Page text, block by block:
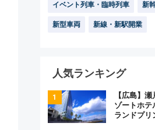
イベント列車・臨時列車 新
新型車両 新線・新駅開業
人気ランキング
【広島】
ゾートホテ
ランドプリ